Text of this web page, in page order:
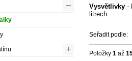
Vysvětlivky-
litrech
Seřadit podle:
Položky 1 až
–
+